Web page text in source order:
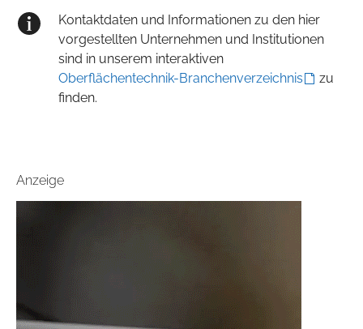
Kontaktdaten und Informationen zu den hier
vorgestellten Unternehmen und Institutionen
sind in unserem interaktiven
Oberflächentechnik-Branchenverzeichnis
zu
finden.
Anzeige